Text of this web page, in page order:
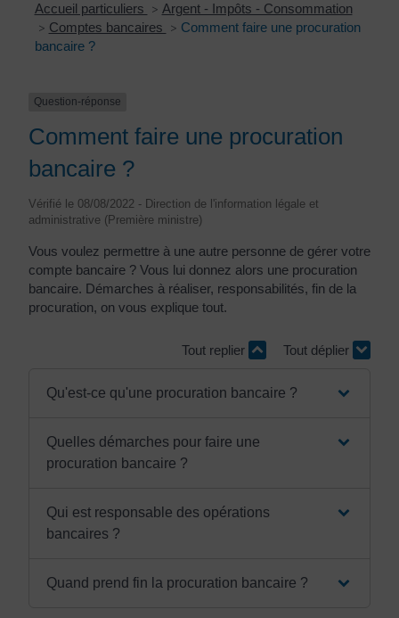
Accueil particuliers > Argent - Impôts - Consommation
> Comptes bancaires > Comment faire une procuration
bancaire ?
Question-réponse
Comment faire une procuration
bancaire ?
Vérifié le 08/08/2022 - Direction de l'information légale et
administrative (Première ministre)
Vous voulez permettre à une autre personne de gérer votre
compte bancaire ? Vous lui donnez alors une procuration
bancaire. Démarches à réaliser, responsabilités, fin de la
procuration, on vous explique tout.
Tout replier Tout déplier
Qu'est-ce qu'une procuration bancaire ?
Quelles démarches pour faire une
procuration bancaire ?
Qui est responsable des opérations
bancaires ?
Quand prend fin la procuration bancaire ?